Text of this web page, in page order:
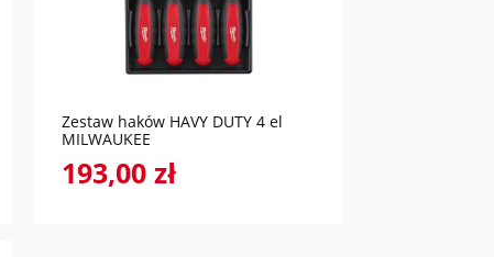
Zestaw haków HAVY DUTY 4 el
MILWAUKEE
193,00 zł
do koszyka